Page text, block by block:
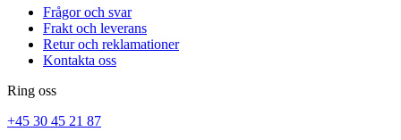
Frågor och svar
Frakt och leverans
Retur och reklamationer
Kontakta oss
Ring oss
+45 30 45 21 87